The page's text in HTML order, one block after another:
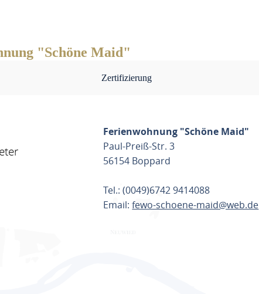
"Schöne Maid"
Zertifizierung
Ferienwohnung "Schöne Maid"
Paul-Preiß-Str. 3
56154 Boppard
Tel.: (0049)6742 9414088
Email:fewo-schoene-maid@web.de